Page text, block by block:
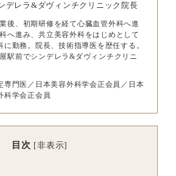
デレラ&ダヴィンチクリニック院長
後、初期研修を経て心臓血管外科へ進
へ進み、共立美容外科をはじめとして
勤務。院長、技術指導医を歴任する。
駅前でシンデレラ&ダヴィンチクリニ
専門医／日本美容外科学会正会員／日本
科学会正会員
目次 [非表示]